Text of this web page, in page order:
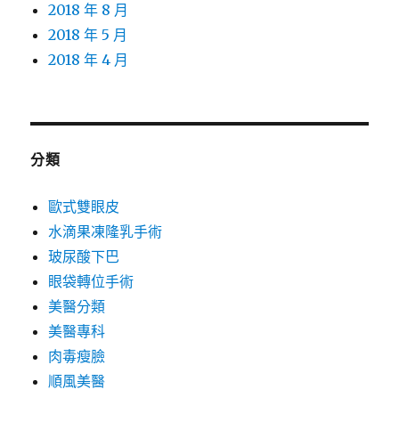
2018 年 8 月
2018 年 5 月
2018 年 4 月
分類
歐式雙眼皮
水滴果凍隆乳手術
玻尿酸下巴
眼袋轉位手術
美醫分類
美醫專科
肉毒瘦臉
順風美醫